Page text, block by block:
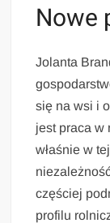
Nowe
Jolanta
się na wsi i
jest praca w
właśnie w
częściej
profilu